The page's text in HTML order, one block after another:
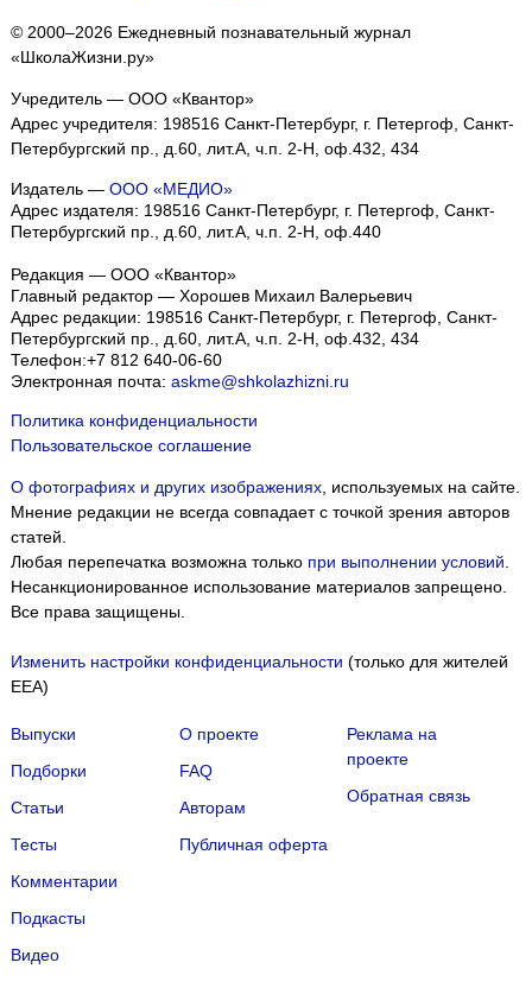
© 2000–2026 Ежедневный познавательный журнал
«ШколаЖизни.ру»
Учредитель — ООО «Квантор»
Адрес учредителя: 198516 Санкт-Петербург, г. Петергоф, Санкт-
Петербургский пр., д.60, лит.А, ч.п. 2-Н, оф.432, 434
Издатель — ООО «МЕДИО»
Адрес издателя: 198516 Санкт-Петербург, г. Петергоф, Санкт-
Петербургский пр., д.60, лит.А, ч.п. 2-Н, оф.440
Редакция — ООО «Квантор»
Главный редактор — Хорошев Михаил Валерьевич
Адрес редакции: 198516 Санкт-Петербург, г. Петергоф, Санкт-
Петербургский пр., д.60, лит.А, ч.п. 2-Н, оф.432, 434
Телефон:+7 812 640-06-60
Электронная почта: askme@shkolazhizni.ru
Политика конфиденциальности
Пользовательское соглашение
О фотографиях и других изображениях, используемых на сайте.
Мнение редакции не всегда совпадает с точкой зрения авторов
статей.
Любая перепечатка возможна только при выполнении условий.
Несанкционированное использование материалов запрещено.
Все права защищены.
Изменить настройки конфиденциальности (только для жителей
EEA)
Выпуски
Подборки
Статьи
Тесты
Комментарии
Подкасты
Видео
О проекте
FAQ
Авторам
Публичная оферта
Реклама на
проекте
Обратная связь